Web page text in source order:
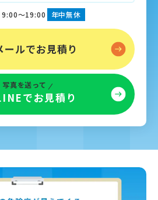
9:00～19:00 年中無休
ールでお見積り
写真を送って
でお見積り